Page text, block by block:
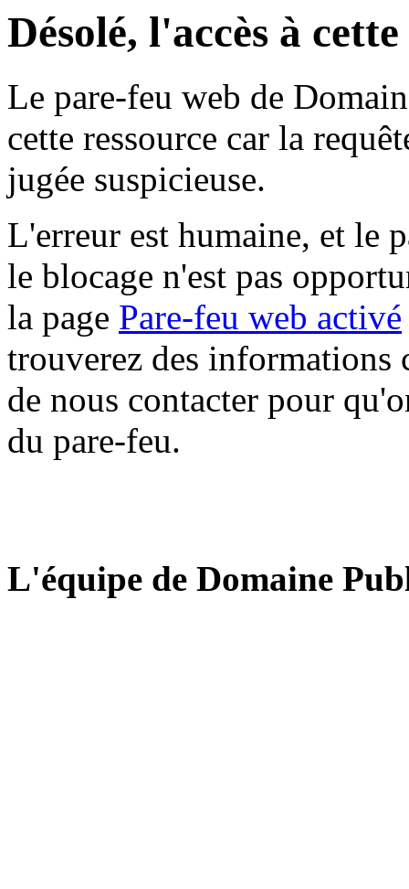
Désolé, l'accès à
Le pare-feu web de
cette ressource car la
jugée suspicieuse.
L'erreur est humaine, et le
le blocage n'est pas
la page Pare-feu web activé
trouverez des informations
de nous contacter pour
du pare-feu.
L'équipe de Domaine